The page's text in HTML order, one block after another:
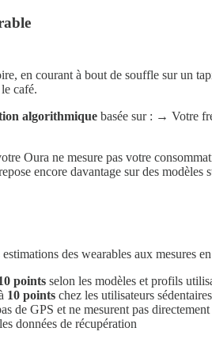
en courant à bout de souffle sur un
café.
algorithmique basée sur : → Votre
Oura ne mesure pas votre
encore davantage sur des
des wearables aux mesures
points selon les modèles et profils
10 points chez les utilisateurs
de GPS et ne mesurent pas
données de récupération